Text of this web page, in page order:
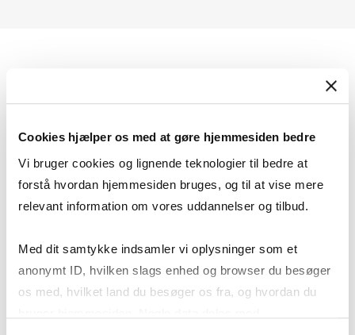
Cookies hjælper os med at gøre hjemmesiden bedre
Vi bruger cookies og lignende teknologier til bedre at
forstå hvordan hjemmesiden bruges, og til at vise mere
relevant information om vores uddannelser og tilbud.
Med dit samtykke indsamler vi oplysninger som et
anonymt ID, hvilken slags enhed og browser du besøger
os med, hvilket land du besøger os fra, og hvordan du
Business (2000)
Executive MBA, Aarhus University & University
of Southern Denmark (2015)
Visiting lecturer at CBS and supervisor for the
Master of Business Law and Master of Law
programmes